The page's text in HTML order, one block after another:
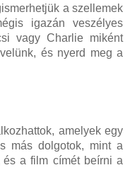
a szellemek
igazán veszélyes
vagy Charlie miként
és nyerd meg a
amelyek egy
más dolgotok, mint a
és a film címét beírni a